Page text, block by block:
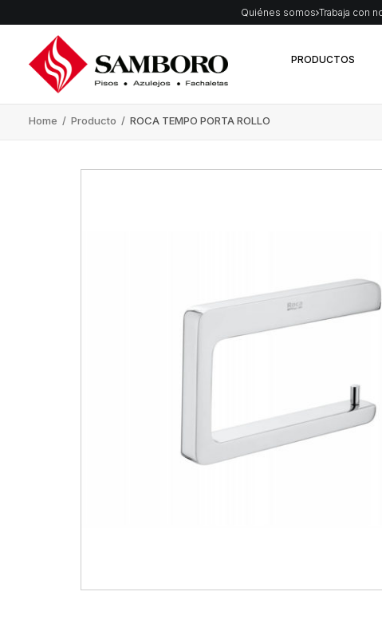
Quiénes somos Trabaja con
PRODUCTOS
Home / Producto / ROCA TEMPO PORTA ROLLO